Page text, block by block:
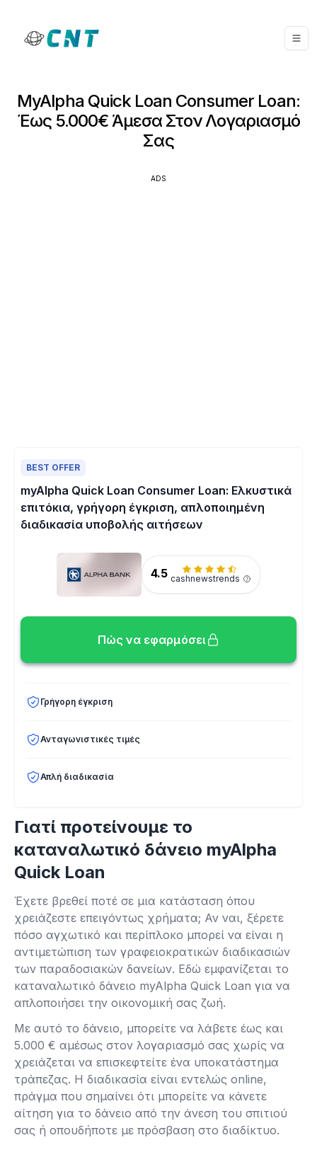
MyAlpha Quick Loan Consumer Loan:
Έως 5.000€ Άμεσα Στον Λογαριασμό
Σας
ADS
BEST OFFER
myAlpha Quick Loan Consumer Loan: Ελκυστικά
επιτόκια, γρήγορη έγκριση, απλοποιημένη
διαδικασία υποβολής αιτήσεων
4.5 cashnewstrends
Πώς να εφαρμόσει
Γρήγορη έγκριση
Ανταγωνιστικές τιμές
Απλή διαδικασία
Γιατί προτείνουμε το
καταναλωτικό δάνειο myAlpha
Quick Loan
Έχετε βρεθεί ποτέ σε μια κατάσταση όπου
χρειάζεστε επειγόντως χρήματα; Αν ναι, ξέρετε
πόσο αγχωτικό και περίπλοκο μπορεί να είναι η
αντιμετώπιση των γραφειοκρατικών διαδικασιών
των παραδοσιακών δανείων. Εδώ εμφανίζεται το
καταναλωτικό δάνειο myAlpha Quick Loan για να
απλοποιήσει την οικονομική σας ζωή.
Με αυτό το δάνειο, μπορείτε να λάβετε έως και
5.000 € αμέσως στον λογαριασμό σας χωρίς να
χρειάζεται να επισκεφτείτε ένα υποκατάστημα
τράπεζας. Η διαδικασία είναι εντελώς online,
πράγμα που σημαίνει ότι μπορείτε να κάνετε
αίτηση για το δάνειο από την άνεση του σπιτιού
σας ή οπουδήποτε με πρόσβαση στο διαδίκτυο.